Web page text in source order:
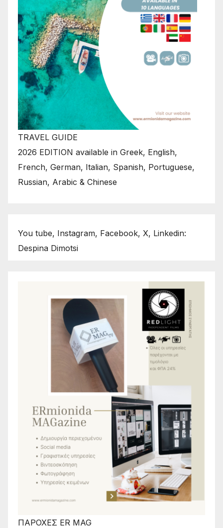
TRAVEL GUIDE
2026 EDITION available in Greek, English,
French, German, Italian, Spanish, Portuguese,
Russian, Arabic & Chinese
You tube, Instagram, Facebook, X, Linkedin:
Despina Dimotsi
ΠΑΡΟΧΕΣ ER MAG